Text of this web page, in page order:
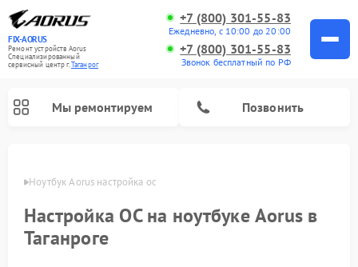
FIX-AORUS
Ремонт устройств Aorus
Специализированный
cервисный центр г.Таганрог
+7 (800) 301-55-83
Ежедневно, с 10:00 до 20:00
+7 (800) 301-55-83
Звонок бесплатный по РФ
Мы ремонтируем Позвонить
Ноутбук Aorus настройка ос
Настройка ОС на ноутбуке Aorus в
Таганроге